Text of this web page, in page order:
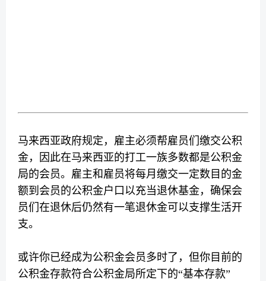
马来西亚政府规定，雇主必须帮雇员们缴交公积
金，因此在马来西亚的打工一族多数都是公积金
局的会员。雇主和雇员将每月缴交一定数目的金
额到会员的公积金户口以充当退休基金，确保会
员们在退休后仍然有一笔退休金可以支撑生活开
支。
或许你已经成为公积金会员多时了，但你目前的
公积金存款符合公积金局所定下的“基本存款”